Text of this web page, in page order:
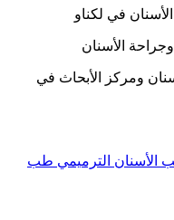
في لكناو
ومركز الأبحاث في
الأسنان الترميمي طب